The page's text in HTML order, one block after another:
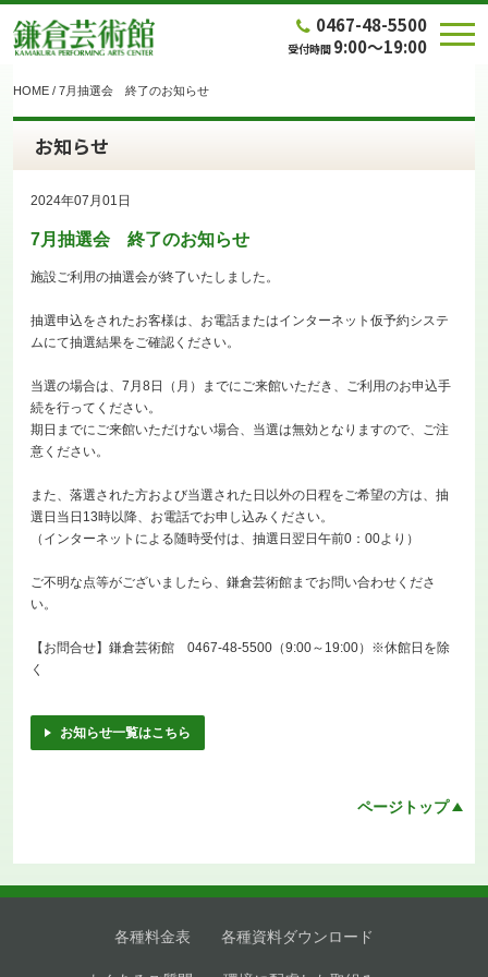
0467-48-5500
受付時間 9:00～19:00
HOME / 7月抽選会 終了のお知らせ
お知らせ
2024年07月01日
7月抽選会 終了のお知らせ
施設ご利用の抽選会が終了いたしました。
抽選申込をされたお客様は、お電話またはインターネット仮予約システ
ムにて抽選結果をご確認ください。
当選の場合は、7月8日（月）までにご来館いただき、ご利用のお申込手
続を行ってください。
期日までにご来館いただけない場合、当選は無効となりますので、ご注
意ください。
また、落選された方および当選された日以外の日程をご希望の方は、抽
選日当日13時以降、お電話でお申し込みください。
（インターネットによる随時受付は、抽選日翌日午前0：00より）
ご不明な点等がございましたら、鎌倉芸術館までお問い合わせくださ
い。
【お問合せ】鎌倉芸術館 0467-48-5500（9:00～19:00）※休館日を除
く
お知らせ一覧はこちら
ページトップ
各種料金表 各種資料ダウンロード